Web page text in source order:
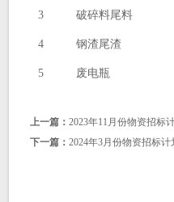
3 破碎料尾料
4 钢渣尾渣
5 废电瓶
上一篇： 2023年11月份物资招标
下一篇： 2024年3月份物资招标计